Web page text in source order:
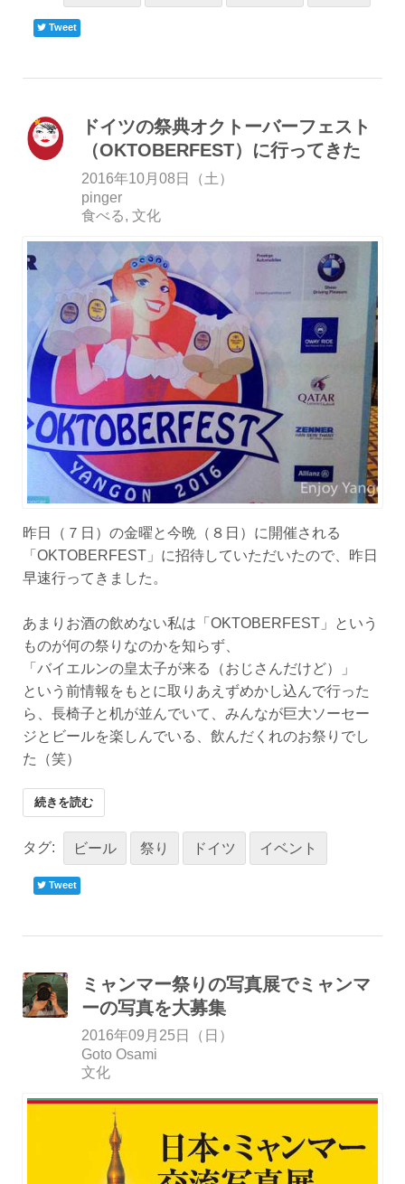
Tweet
ドイツの祭典オクトーバーフェスト
（OKTOBERFEST）に行ってきた
2016年10月08日（土）
pinger
食べる 文化
昨日（７日）の金曜と今晩（８日）に開催される
「OKTOBERFEST」に招待していただいたので、昨日
早速行ってきました。
あまりお酒の飲めない私は「OKTOBERFEST」という
ものが何の祭りなのかを知らず、
「バイエルンの皇太子が来る（おじさんだけど）」
という前情報をもとに取りあえずめかし込んで行った
ら、長椅子と机が並んでいて、みんなが巨大ソーセー
ジとビールを楽しんでいる、飲んだくれのお祭りでし
た（笑）
続きを読む
タグ: ビール 祭り ドイツ イベント
Tweet
ミャンマー祭りの写真展でミャンマ
ーの写真を大募集
2016年09月25日（日）
Goto Osami
文化